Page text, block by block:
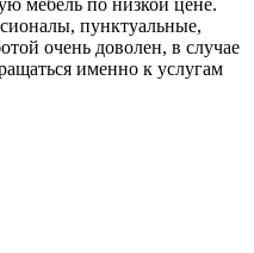
мебель по низкой цене.
пунктуальные,
очень доволен, в случае
именно к услугам